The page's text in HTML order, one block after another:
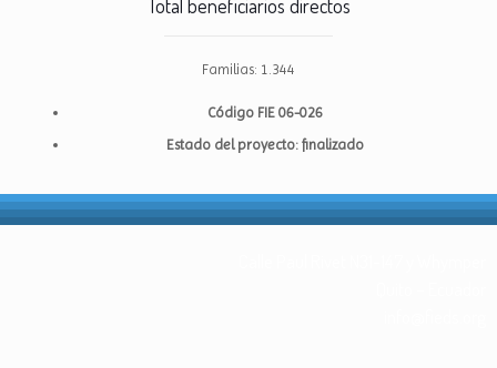
Total beneficiarios directos
Familias: 1.344
Código FIE 06-026
Estado del proyecto: finalizado